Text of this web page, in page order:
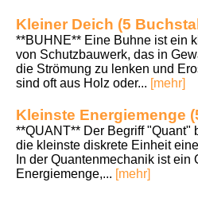
Kleiner Deich (5
**BUHNE** Eine Buhne ist ein
von Schutzbauwerk, das in
die Strömung zu lenken und
sind oft aus Holz oder... [mehr]
Kleinste Energiemenge
**QUANT** Der Begriff "Quant"
die kleinste diskrete Einheit
In der Quantenmechanik ist ein
Energiemenge,... [mehr]